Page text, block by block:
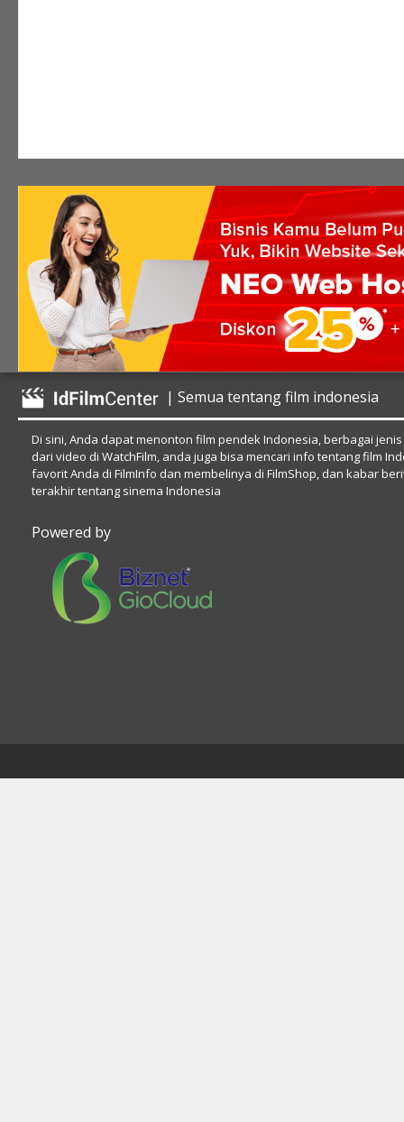
| Semua tentang film indonesia
Di sini, Anda dapat menonton film pendek Indonesia, berbagai
dari video di WatchFilm, anda juga bisa mencari info tentang film
favorit Anda di FilmInfo dan membelinya di FilmShop, dan kabar
terakhir tentang sinema Indonesia
Powered by